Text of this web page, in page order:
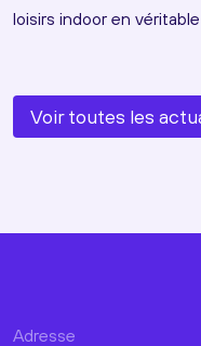
loisirs indoor en
Voir toutes les
Adresse